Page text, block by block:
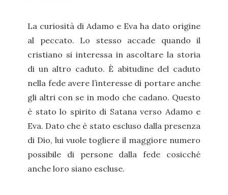
La curiosità di Adamo e Eva ha dato origine
al peccato. Lo stesso accade quando il
cristiano si interessa in ascoltare la storia
di un altro caduto. È abitudine del caduto
nella fede avere l’interesse di portare anche
gli altri con se in modo che cadano. Questo
è stato lo spirito di Satana verso Adamo e
Eva. Dato che è stato escluso dalla presenza
di Dio, lui vuole togliere il maggiore numero
possibile di persone dalla fede cosicché
anche loro siano escluse.